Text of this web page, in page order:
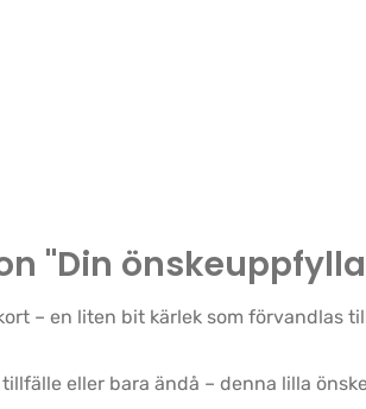
"Din
– en liten bit kärlek som förvandlas
eller bara ändå – denna lilla